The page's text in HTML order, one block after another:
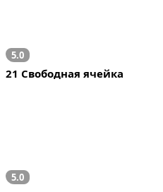
5.0
21 Свободная ячейка
5.0